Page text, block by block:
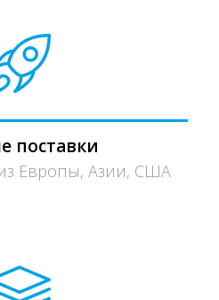
поставки
Европы, Азии, США